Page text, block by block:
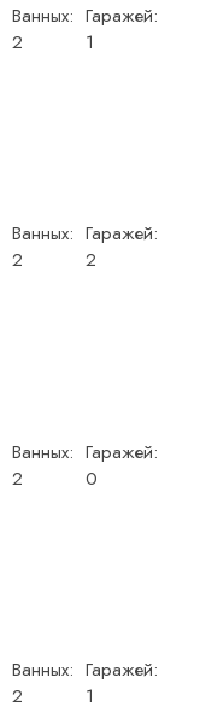
Ванных:
2
Гаражей:
1
Ванных:
2
Гаражей:
2
Ванных:
2
Гаражей:
0
Ванных:
2
Гаражей:
1